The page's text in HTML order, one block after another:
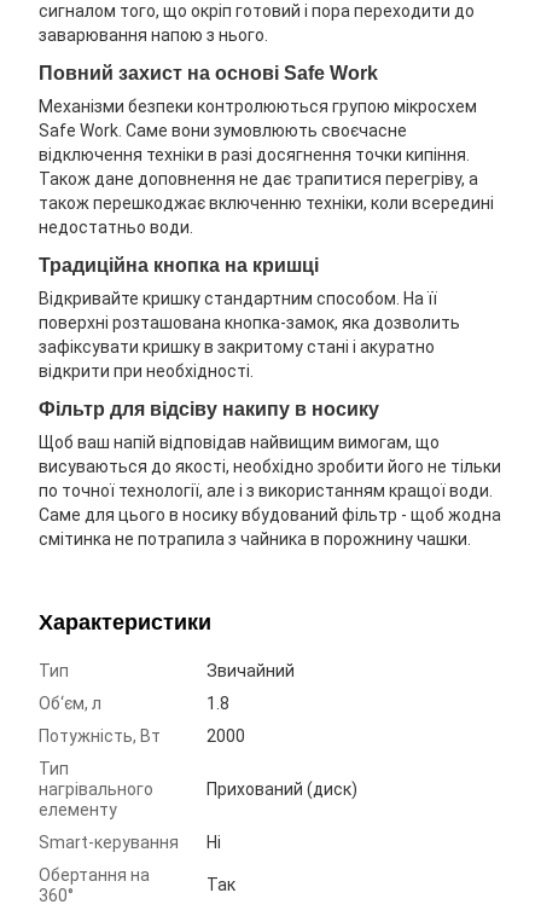
сигналом того, що окріп готовий і пора переходити до
заварювання напою з нього.
Повний захист на основі Safe Work
Механізми безпеки контролюються групою мікросхем
Safe Work. Саме вони зумовлюють своєчасне
відключення техніки в разі досягнення точки кипіння.
Також дане доповнення не дає трапитися перегріву, а
також перешкоджає включенню техніки, коли всередині
недостатньо води.
Традиційна кнопка на кришці
Відкривайте кришку стандартним способом. На її
поверхні розташована кнопка-замок, яка дозволить
зафіксувати кришку в закритому стані і акуратно
відкрити при необхідності.
Фільтр для відсіву накипу в носику
Щоб ваш напій відповідав найвищим вимогам, що
висуваються до якості, необхідно зробити його не тільки
по точної технології, але і з використанням кращої води.
Саме для цього в носику вбудований фільтр - щоб жодна
смітинка не потрапила з чайника в порожнину чашки.
Характеристики
Тип
Звичайний
Об‘єм, л
1.8
Потужність, Вт
2000
Тип
нагрівального
елементу
Прихований (диск)
Smart-керування
Ні
Обертання на
360°
Так